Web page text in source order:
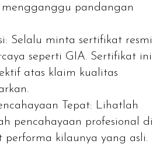
pandangan
Selalu minta sertifikat resmi
seperti GIA. Sertifikat ini
atas klaim kualitas
Tepat: Lihatlah
pencahayaan profesional di
kilaunya yang asli.